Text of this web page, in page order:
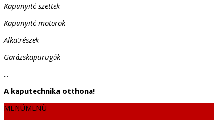
Kapunyitó szettek
Kapunyitó motorok
Alkatrészek
Garázskapurugók
...
A kaputechnika otthona!
MENÜMENÜ